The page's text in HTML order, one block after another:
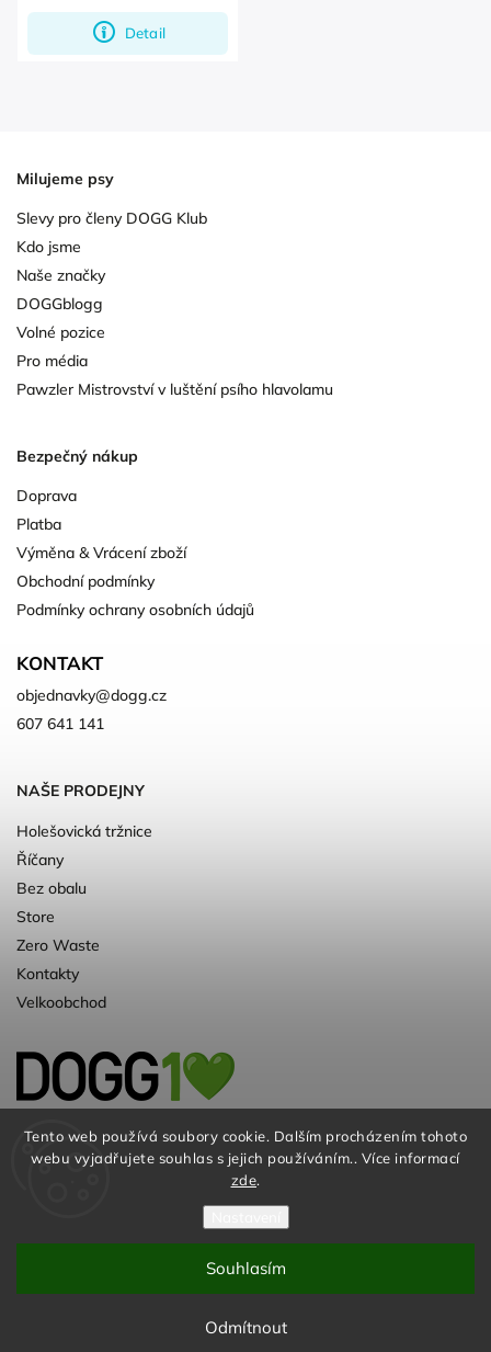
Tento web používá soubory cookie. Dalším procházením tohoto
webu vyjadřujete souhlas s jejich používáním.. Více informací
zde.
Odmítnout
Souhlasím
Detail
Milujeme psy
Slevy pro členy DOGG Klub
Kdo jsme
Naše značky
DOGGblogg
Volné pozice
Pro média
Pawzler Mistrovství v luštění psího hlavolamu
Bezpečný nákup
Doprava
Platba
Výměna & Vrácení zboží
Obchodní podmínky
Podmínky ochrany osobních údajů
KONTAKT
objednavky@dogg.cz
607 641 141
NAŠE PRODEJNY
Holešovická tržnice
Říčany
Bez obalu
Store
Zero Waste
Kontakty
Velkoobchod
Kvalitní a ♻️eko chovatelské potřeby pro
psy. Už 10 let